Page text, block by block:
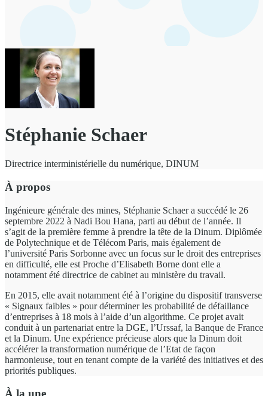
Stéphanie Schaer
Directrice interministérielle du numérique, DINUM
À propos
Ingénieure générale des mines, Stéphanie Schaer a succédé le 26
septembre 2022 à Nadi Bou Hana, parti au début de l’année. Il
s’agit de la première femme à prendre la tête de la Dinum. Diplômée
de Polytechnique et de Télécom Paris, mais également de
l’université Paris Sorbonne avec un focus sur le droit des entreprises
en difficulté, elle est Proche d’Elisabeth Borne dont elle a
notamment été directrice de cabinet au ministère du travail.
En 2015, elle avait notamment été à l’origine du dispositif transverse
« Signaux faibles » pour déterminer les probabilité de défaillance
d’entreprises à 18 mois à l’aide d’un algorithme. Ce projet avait
conduit à un partenariat entre la DGE, l’Urssaf, la Banque de France
et la Dinum. Une expérience précieuse alors que la Dinum doit
accélérer la transformation numérique de l’Etat de façon
harmonieuse, tout en tenant compte de la variété des initiatives et des
priorités publiques.